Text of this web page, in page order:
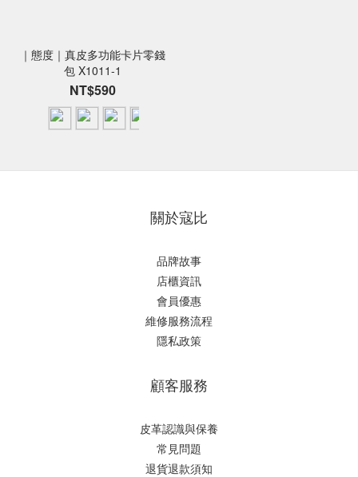
｜態度｜真皮多功能卡片零錢
包 X1011-1
NT$590
關於寇比
品牌故事
店櫃資訊
會員優惠
維修服務流程
隱私政策
顧客服務
皮革認識與保養
常見問題
退貨退款須知